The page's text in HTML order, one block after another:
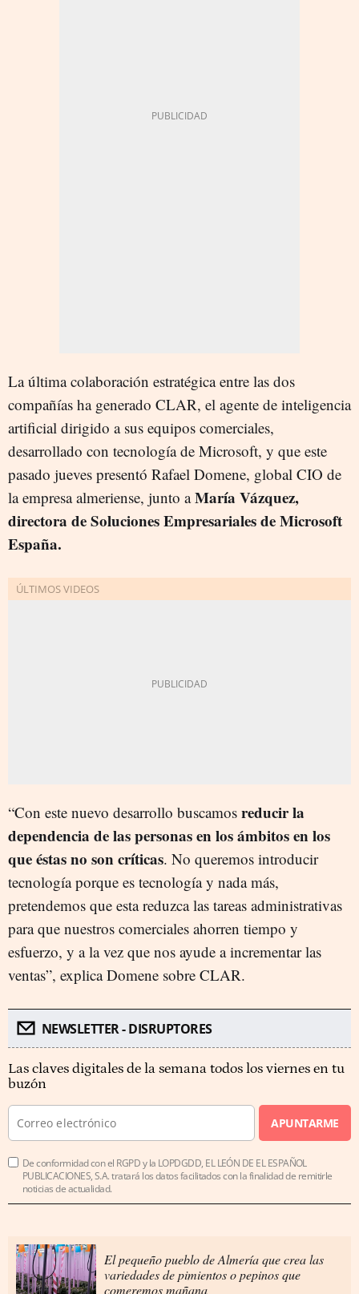
La última colaboración estratégica entre las dos
compañías ha generado CLAR, el agente de inteligencia
artificial dirigido a sus equipos comerciales,
desarrollado con tecnología de Microsoft, y que este
pasado jueves presentó Rafael Domene, global CIO de
la empresa almeriense, junto aMaría Vázquez,
directora de Soluciones Empresariales de Microsoft
España.
“Con este nuevo desarrollo buscamos reducir la
dependencia de las personas en los ámbitos en los
que éstas no son críticas. No queremos introducir
tecnología porque es tecnología y nada más,
pretendemos que esta reduzca las tareas administrativas
para que nuestros comerciales ahorren tiempo y
esfuerzo, y a la vez que nos ayude a incrementar las
ventas”, explica Domene sobre CLAR.
NEWSLETTER - DISRUPTORES
Las claves digitales de la semana todos los viernes en tu
buzón
APUNTARME
De conformidad con el RGPD y la LOPDGDD, EL LEÓN DE EL ESPAÑOL
PUBLICACIONES, S.A. tratará los datos facilitados con la finalidad de remitirle
noticias de actualidad.
El pequeño pueblo de Almería que crea las
variedades de pimientos o pepinos que
comeremos mañana